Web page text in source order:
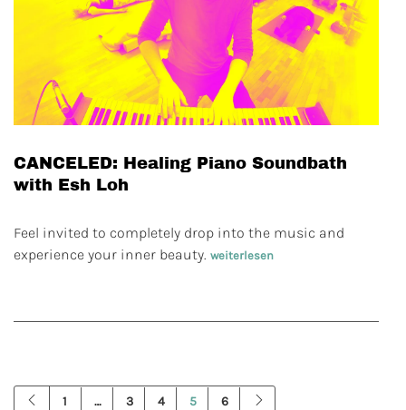
CANCELED: Healing Piano Soundbath
with Esh Loh
Feel invited to completely drop into the music and
experience your inner beauty. weiterlesen
1 … 3 4 5 6